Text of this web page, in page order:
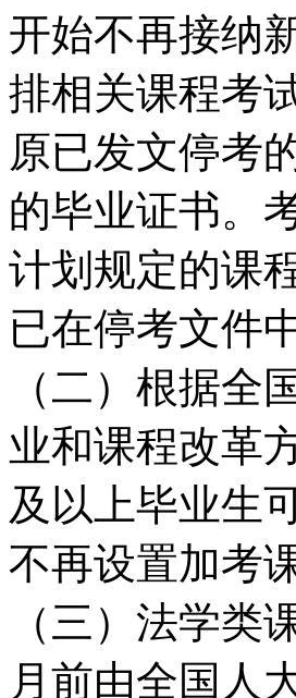
开始不再接纳
排相关课程考
原已发文停考
的毕业证书。
计划规定的课
已在停考文件
（二）根据全
业和课程改革
及以上毕业生
不再设置加考
（三）法学类
月前由全国人